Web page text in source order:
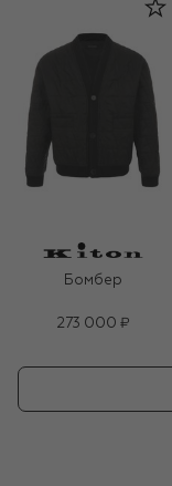
Бомбер
273 000 ₽